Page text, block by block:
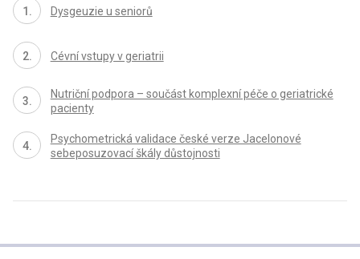
Dysgeuzie u seniorů
Cévní vstupy v geriatrii
Nutriční podpora – součást komplexní péče o geriatrické
pacienty
Psychometrická validace české verze Jacelonové
sebeposuzovací škály důstojnosti